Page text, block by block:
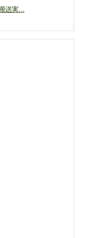
送実...